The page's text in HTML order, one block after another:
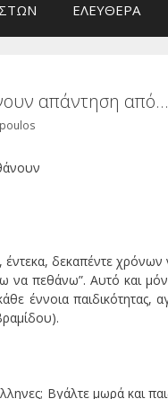
ΕΛΕΥΘΕΡΑ
απάντηση
έντεκα, δεκαπέντε
να πεθάνω”. Αυτό και
έννοια
Βγάλτε μωρά και